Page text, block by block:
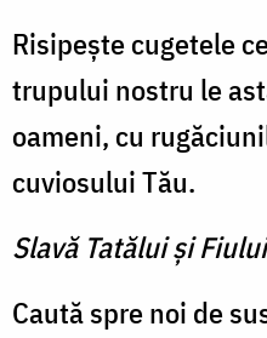
Risipeşte cugetele
trupului nostru le
oameni, cu
cuviosului Tău.
Slavă Tatălui şi
Caută spre noi de